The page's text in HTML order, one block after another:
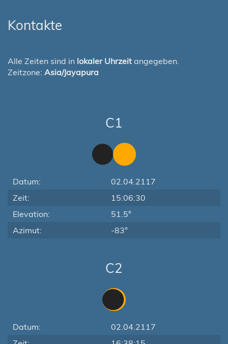
Kontakte
Alle Zeiten sind in lokaler Uhrzeit angegeben.
Zeitzone: Asia/Jayapura
C1
Datum:
02.04.2117
Zeit:
15:06:30
Elevation:
51.5°
Azimut:
-83°
C2
Datum:
02.04.2117